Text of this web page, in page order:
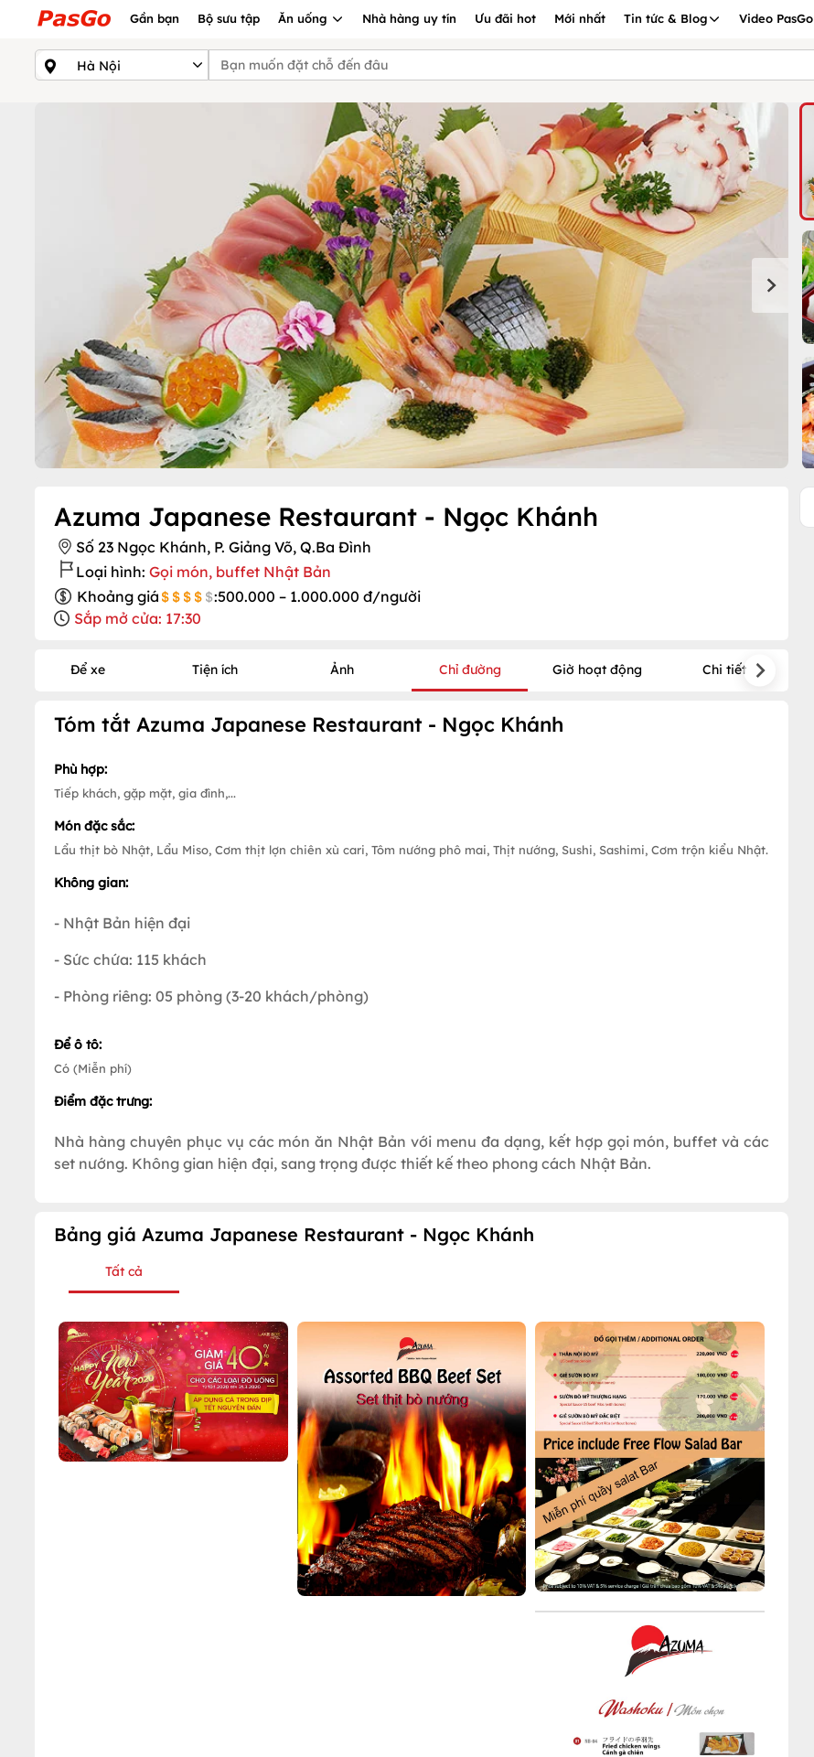
Gần bạn Bộ sưu tập Ăn uống Nhà hàng uy tín Ưu đãi hot Mới nhất Tin tức & Blog Video PasGo
Azuma Japanese Restaurant - Ngọc Khánh
Số 23 Ngọc Khánh, P. Giảng Võ, Q.Ba Đình
Loại hình: Gọi món, buffet Nhật Bản
Khoảng giá
:500.000 – 1.000.000 đ/người
Sắp mở cửa: 17:30
Để xe Tiện ích Ảnh Chỉ đường Giờ hoạt động Chi tiết
Tóm tắt Azuma Japanese Restaurant - Ngọc Khánh
Phù hợp:
Tiếp khách, gặp mặt, gia đình,...
Món đặc sắc:
Lẩu thịt bò Nhật, Lẩu Miso, Cơm thịt lợn chiên xù cari, Tôm nướng phô mai, Thịt nướng, Sushi, Sashimi, Cơm trộn kiểu Nhật.
Không gian:
- Nhật Bản hiện đại
- Sức chứa: 115 khách
- Phòng riêng: 05 phòng (3-20 khách/phòng)
Để ô tô:
Có (Miễn phí)
Điểm đặc trưng:
Nhà hàng chuyên phục vụ các món ăn Nhật Bản với menu đa dạng, kết hợp gọi món, buffet và các
set nướng. Không gian hiện đại, sang trọng được thiết kế theo phong cách Nhật Bản.
Bảng giá Azuma Japanese Restaurant - Ngọc Khánh
Tất cả